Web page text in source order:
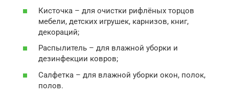
Кисточка – для очистки рифлёных торцов
мебели, детских игрушек, карнизов, книг,
декораций;
Распылитель – для влажной уборки и
дезинфекции ковров;
Салфетка – для влажной уборки окон, полок,
полов.